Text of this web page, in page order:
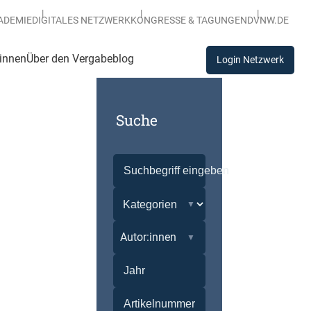
DIGITALES NETZWERKKONGRESSE & TAGUNGENDVNW.DE
Über den Vergabeblog Login Netzwerk
Suche
Autor:innen